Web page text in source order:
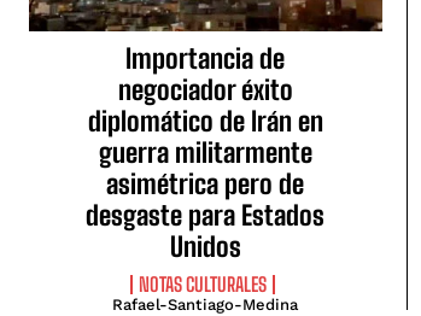
Importancia de
negociador éxito
diplomático de Irán en
guerra militarmente
asimétrica pero de
desgaste para Estados
Unidos
NOTAS CULTURALES
Rafael-Santiago-Medina